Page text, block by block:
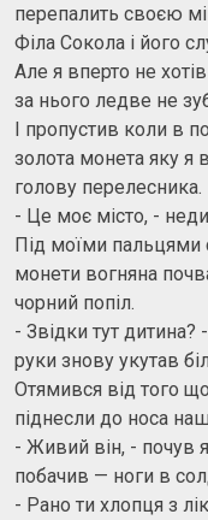
перепалить своєю
Філа Сокола і його
Але я вперто не
за нього ледве не
І пропустив коли в
золота монета яку я
голову перелесника.
- Це моє місто, -
Під моїми пальцями
монети вогняна
чорний попіл.
- Звідки тут
руки знову укутав
Отямився від того
піднесли до носа
- Живий він, - почув
побачив — ноги в
- Рано ти хлопця з